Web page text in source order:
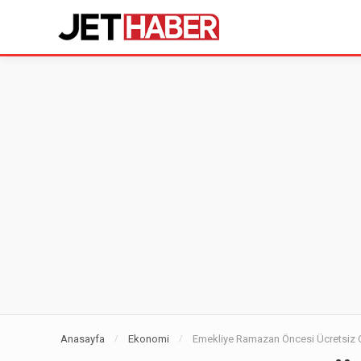
Anasayfa / Ekonomi / Emekliye Ramazan Öncesi Ücretsiz